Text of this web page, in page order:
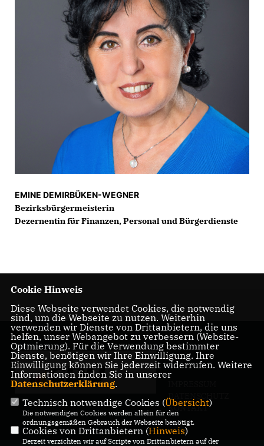
EMINE DEMIRBÜKEN-WEGNER
Bezirksbürgermeisterin
Dezernentin für Finanzen, Personal und Bürgerdienste
DATENSCHUTZ
KONTAKT
Cookie Hinweis
Diese Webseite verwendet Cookies, die notwendig
sind, um die Webseite zu nutzen. Weiterhin
verwenden wir Dienste von Drittanbietern, die uns
helfen, unser Webangebot zu verbessern (Website-
Optmierung). Für die Verwendung bestimmter
Dienste, benötigen wir Ihre Einwilligung. Ihre
Einwilligung können Sie jederzeit widerrufen. Weitere
Informationen finden Sie in unserer
Datenschutzerklärung.
Technisch notwendige Cookies (Übersicht)
Die notwendigen Cookies werden allein für den
ordnungsgemäßen Gebrauch der Webseite benötigt.
Cookies von Drittanbietern (Hinweis)
Derzeit verzichten wir auf Scripte von Drittanbietern auf der